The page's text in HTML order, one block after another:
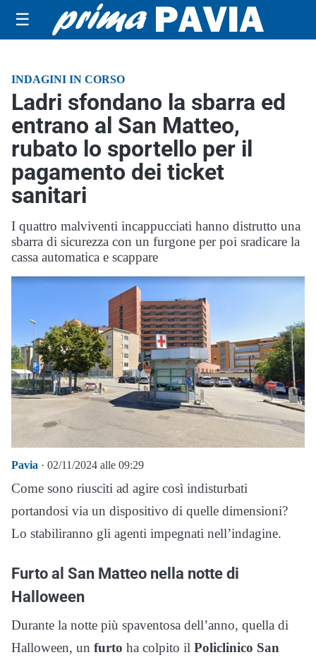
☰
INDAGINI IN CORSO
Ladri sfondano la sbarra ed
entrano al San Matteo,
rubato lo sportello per il
pagamento dei ticket
sanitari
I quattro malviventi incappucciati hanno distrutto una
sbarra di sicurezza con un furgone per poi sradicare la
cassa automatica e scappare
Pavia · 02/11/2024 alle 09:29
Come sono riusciti ad agire così indisturbati
portandosi via un dispositivo di quelle dimensioni?
Lo stabiliranno gli agenti impegnati nell’indagine.
Furto al San Matteo nella notte di
Halloween
Durante la notte più spaventosa dell’anno, quella di
Halloween, un furto ha colpito il Policlinico San